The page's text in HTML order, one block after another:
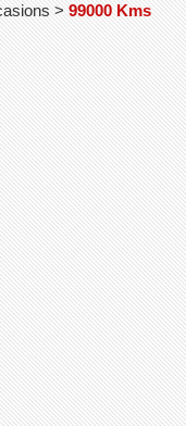
>99000 Kms